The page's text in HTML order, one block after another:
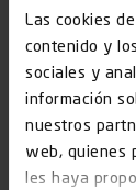
Las cookies
contenido y
sociales y
información
nuestros
web, quienes
les haya